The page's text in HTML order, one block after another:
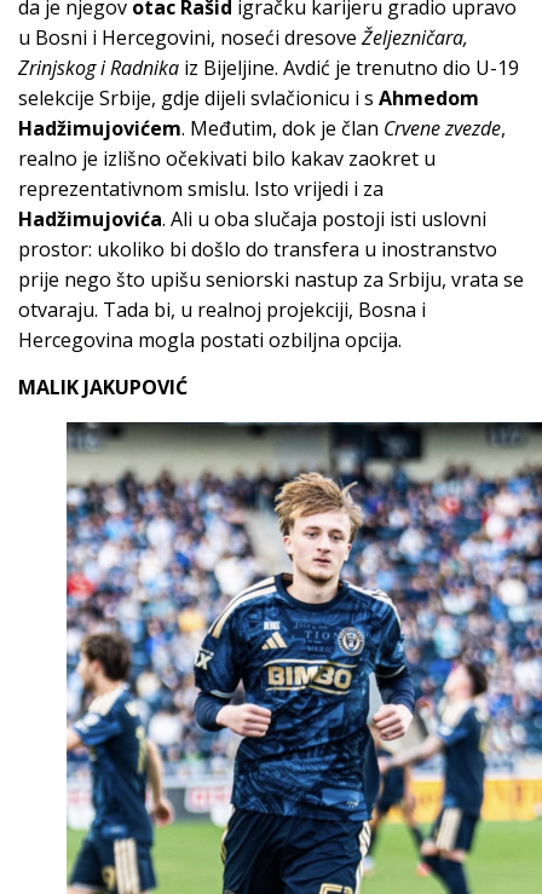
da je njegov otac Rašid igračku karijeru gradio upravo
u Bosni i Hercegovini, noseći dresove Željezničara,
Zrinjskog i Radnika iz Bijeljine. Avdić je trenutno dio U-19
selekcije Srbije, gdje dijeli svlačionicu i s Ahmedom
Hadžimujovićem. Međutim, dok je član Crvene zvezde,
realno je izlišno očekivati bilo kakav zaokret u
reprezentativnom smislu. Isto vrijedi i za
Hadžimujovića. Ali u oba slučaja postoji isti uslovni
prostor: ukoliko bi došlo do transfera u inostranstvo
prije nego što upišu seniorski nastup za Srbiju, vrata se
otvaraju. Tada bi, u realnoj projekciji, Bosna i
Hercegovina mogla postati ozbiljna opcija.
MALIK JAKUPOVIĆ